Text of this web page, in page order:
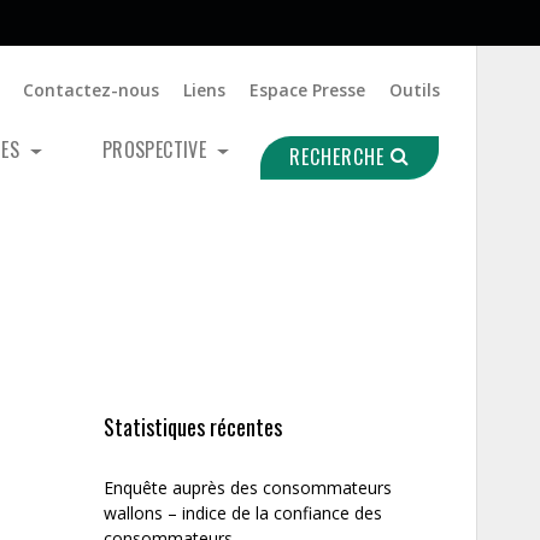
Contactez-nous Liens Espace Presse Outils
PROSPECTIVE RECHERCHE
Statistiques récentes
Enquête auprès des consommateurs
wallons – indice de la confiance des